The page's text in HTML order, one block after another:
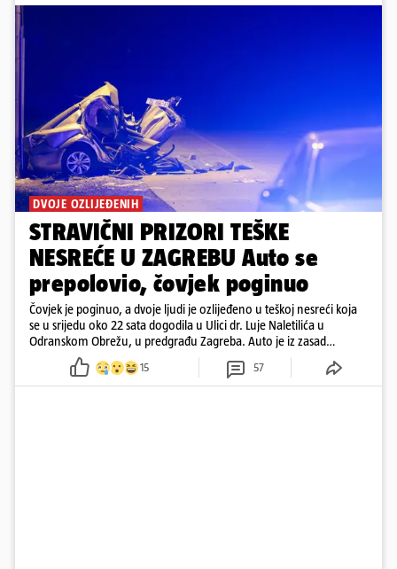
DVOJE OZLIJEĐENIH
STRAVIČNI PRIZORI TEŠKE
NESREĆE U ZAGREBU Auto se
prepolovio, čovjek poginuo
Čovjek je poginuo, a dvoje ljudi je ozlijeđeno u teškoj nesreći koja
se u srijedu oko 22 sata dogodila u Ulici dr. Luje Naletilića u
Odranskom Obrežu, u predgrađu Zagreba. Auto je iz zasad
neutvrđenih razloga sletio s kolnika, a od siline udara vozilo se
prepolovilo.
15 57